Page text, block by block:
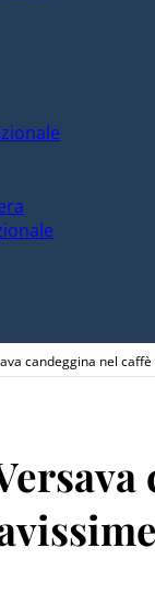
candeggina nel